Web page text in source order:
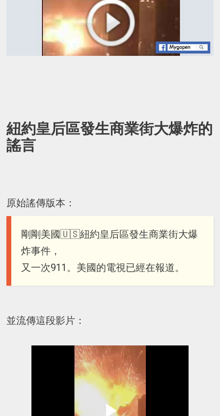
紐約皇后區發生商業街大爆炸的
謠言
原始謠傳版本：
剛剛美國🇺🇸紐約皇后區發生商業街大爆
炸事件，
又一次911。美國的電視已經在報道。
並流傳這段影片：